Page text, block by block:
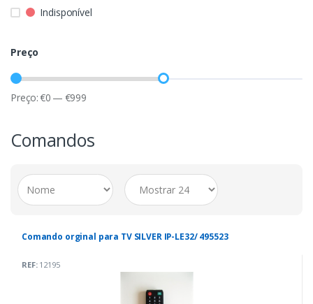
Indisponível
Preço
Preço:€0 — €999
Comandos
Comando orginal para TV SILVER IP-LE32/ 495523
REF:12195